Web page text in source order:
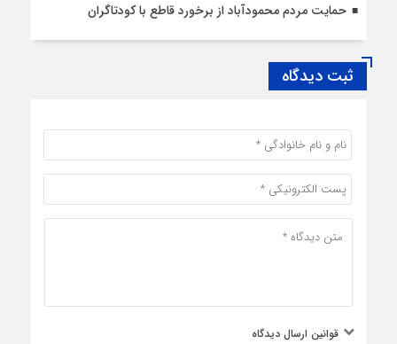
حمایت مردم محمودآباد از برخورد قاطع با کودتاگران
ثبت دیدگاه
قوانین ارسال دیدگاه